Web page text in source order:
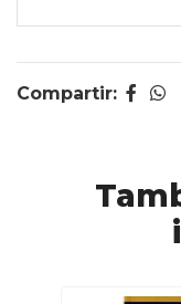
Compartir: